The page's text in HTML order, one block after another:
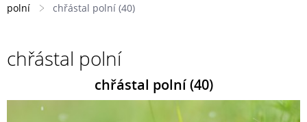
polní
chřástal polní (40)
chřástal polní
chřástal polní (40)